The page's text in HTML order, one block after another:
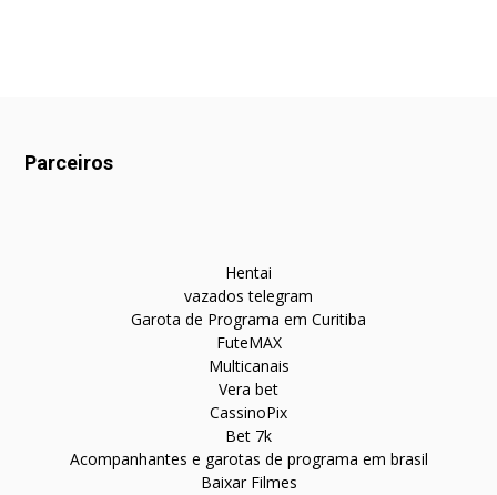
Parceiros
Hentai
vazados telegram
Garota de Programa em Curitiba
FuteMAX
Multicanais
Vera bet
CassinoPix
Bet 7k
Acompanhantes e garotas de programa em brasil
Baixar Filmes